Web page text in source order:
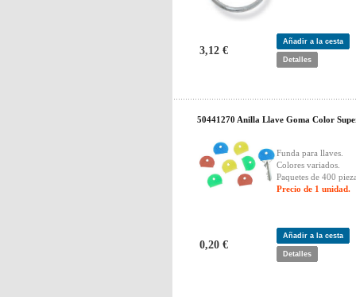
3,12 €
Añadir a la cesta
Detalles
50441270 Anilla Llave Goma Color
Funda para llaves.
Colores variados.
Paquetes de 400
Precio de 1 unidad.
0,20 €
Añadir a la cesta
Detalles